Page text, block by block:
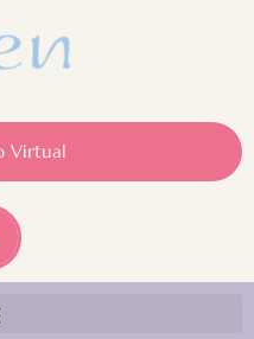
Virtual